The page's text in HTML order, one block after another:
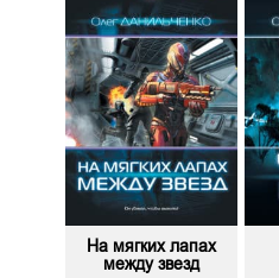
На мягких лапах
между звезд